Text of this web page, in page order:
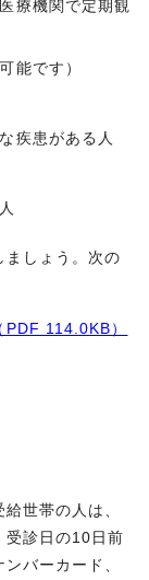
療機関で定期観
能です）
疾患がある人
ましょう。次の
114.0KB）
世帯の人は、
受診日の10日前
バーカード、